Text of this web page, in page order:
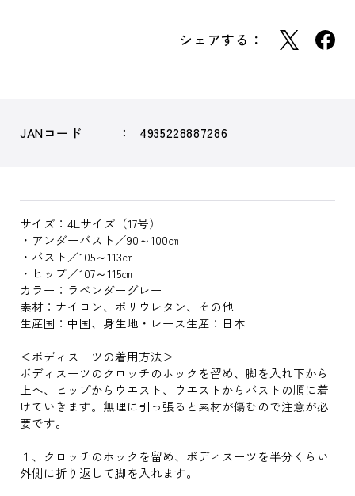
シェアする：
JANコード 4935228887286
サイズ：4Lサイズ（17号）
・アンダーバスト／90～100㎝
・バスト／105～113㎝
・ヒップ／107～115㎝
カラー：ラベンダーグレー
素材：ナイロン、ポリウレタン、その他
生産国：中国、身生地・レース生産：日本
＜ボディスーツの着用方法＞
ボディスーツのクロッチのホックを留め、脚を入れ下から
上へ、ヒップからウエスト、ウエストからバストの順に着
けていきます。無理に引っ張ると素材が傷むので注意が必
要です。
１、クロッチのホックを留め、ボディスーツを半分くらい
外側に折り返して脚を入れます。